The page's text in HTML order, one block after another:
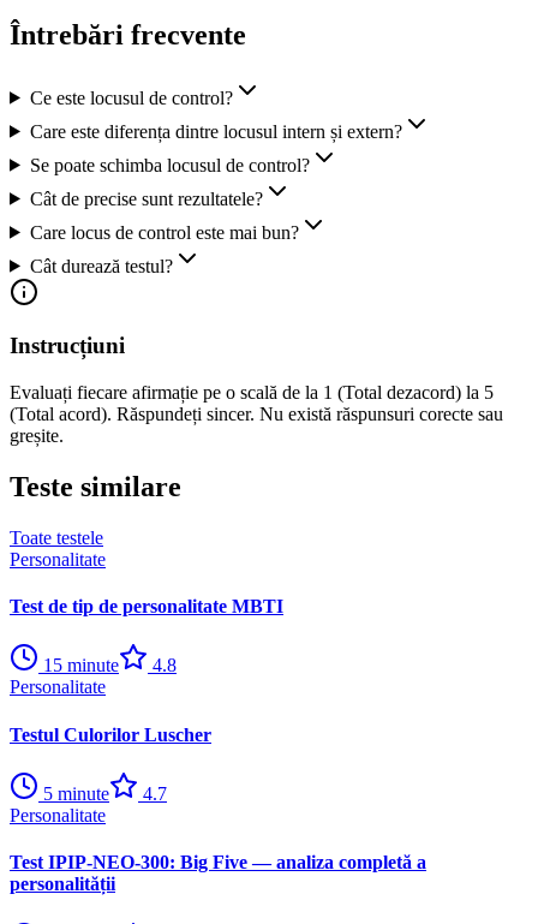
Întrebări frecvente
Ce este locusul de control?
Care este diferența dintre locusul intern și extern?
Se poate schimba locusul de control?
Cât de precise sunt rezultatele?
Care locus de control este mai bun?
Cât durează testul?
Instrucțiuni
Evaluați fiecare afirmație pe o scală de la 1 (Total dezacord) la 5
(Total acord). Răspundeți sincer. Nu există răspunsuri corecte sau
greșite.
Teste similare
Toate testele
Personalitate
Test de tip de personalitate MBTI
15 minute
4.8
Personalitate
Testul Culorilor Luscher
5 minute
4.7
Personalitate
Test IPIP-NEO-300: Big Five — analiza completă a
personalității